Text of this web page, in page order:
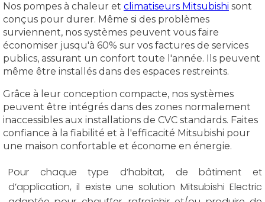
Nos pompes à chaleur et climatiseurs Mitsubishi sont
conçus pour durer. Même si des problèmes
surviennent, nos systèmes peuvent vous faire
économiser jusqu'à 60% sur vos factures de services
publics, assurant un confort toute l'année. Ils peuvent
même être installés dans des espaces restreints.
Grâce à leur conception compacte, nos systèmes
peuvent être intégrés dans des zones normalement
inaccessibles aux installations de CVC standards. Faites
confiance à la fiabilité et à l'efficacité Mitsubishi pour
une maison confortable et économe en énergie.
Pour chaque type d’habitat, de bâtiment et
d’application, il existe une solution Mitsubishi Electric